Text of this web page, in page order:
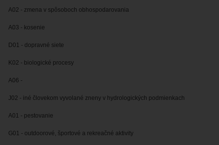
A02 - zmena v spôsoboch obhospodarovania
A03 - kosenie
D01 - dopravné siete
K02 - biologické procesy
A06 -
J02 - iné človekom vyvolané zneny v hydrologických podmienkach
A01 - pestovanie
G01 - outdoorové, športové a rekreačné aktivity